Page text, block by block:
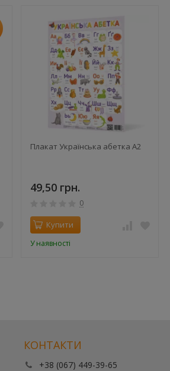
Плакат Українська абетка А2
49,50 грн.
0
Купити
У наявності
КОНТАКТИ
+38 (067) 449-39-65